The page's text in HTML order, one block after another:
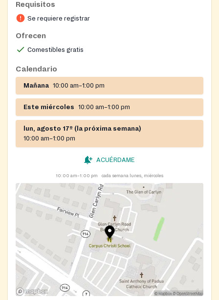
assistance when funds permit.
Requisitos
Se requiere registrar
Ofrecen
Comestibles gratis
Calendario
Mañana 10:00 am–1:00 pm
Este miércoles 10:00 am–1:00 pm
lun, agosto 17º (la próxima semana)
10:00 am–1:00 pm
ACUÉRDAME
10:00 am–1:00 pm cada semana lunes, miércoles